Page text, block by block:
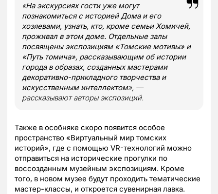
«На экскурсиях гости уже могут
познакомиться с историей Дома и его
хозяевами, узнать, кто, кроме семьи Хомичей,
проживал в этом доме. Отдельные залы
посвящены экспозициям «Томские мотивы» и
«Путь томича», рассказывающим об истории
города в образах, созданных мастерами
декоративно-прикладного творчества и
искусственным интеллектом», —
рассказывают авторы экспозиций.
Также в особняке скоро появится особое
пространство «Виртуальный мир томских
историй», где с помощью VR-технологий можно
отправиться на исторические прогулки по
воссозданным музейным экспозициям. Кроме
того, в новом музее будут проходить тематические
мастер-классы, и откроется сувенирная лавка.